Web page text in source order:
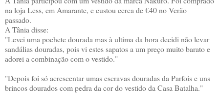
na loja Less, em Amarante, e custou cerca de €40 no Verão
passado.
A Tânia disse:
"Levei uma pochete dourada mas à ultima da hora decidi não levar
sandálias douradas, pois vi estes sapatos a um preço muito barato e
adorei a combinação com o vestido."
"Depois foi só acrescentar umas escravas douradas da Parfois e uns
brincos dourados com pedra da cor do vestido da Casa Batalha."